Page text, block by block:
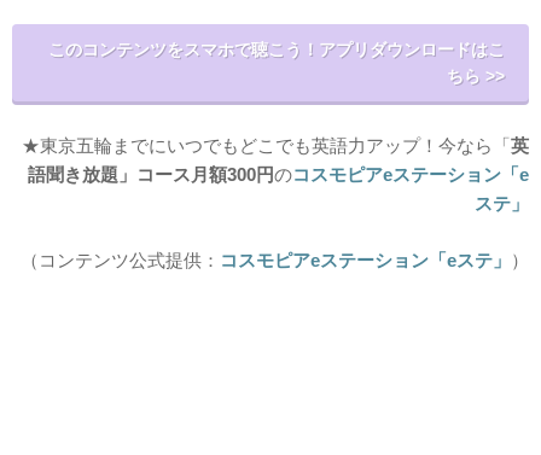
このコンテンツをスマホで聴こう！アプリダウンロードはこ
ちら >>
★東京五輪までにいつでもどこでも英語力アップ！今なら「英
語聞き放題」コース月額300円のコスモピアeステーション「e
ステ」
（コンテンツ公式提供： コスモピアeステーション「eステ」 ）